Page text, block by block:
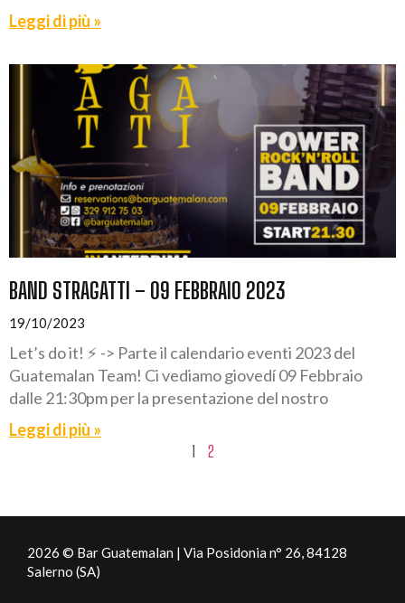
Leggi di più »
BAND STRAGATTI – 09 FEBBRAIO 2023
19/10/2023
Let’s do it! ⚡️ -> Parte il calendario eventi 2023 del
Guatemalan Team! Ci vediamo giovedí 09 Febbraio
dalle 21:30pm per la presentazione del nostro
Leggi di più »
1
2
2026 © Bar Guatemalan | Via Posidonia n° 26, 84128
Salerno (SA)